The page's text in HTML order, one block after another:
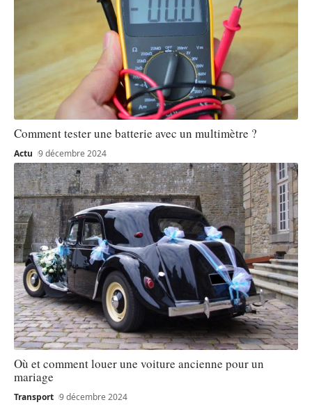
Comment tester une batterie avec un multimètre ?
Actu 9 décembre 2024
Où et comment louer une voiture ancienne pour un
mariage
Transport 9 décembre 2024